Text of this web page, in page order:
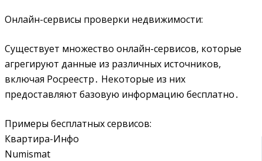
Онлайн-сервисы проверки недвижимости:
Существует множество онлайн-сервисов‚ которые
агрегируют данные из различных источников‚
включая Росреестр․ Некоторые из них
предоставляют базовую информацию бесплатно․
Примеры бесплатных сервисов:
Квартира-Инфо
Numismat